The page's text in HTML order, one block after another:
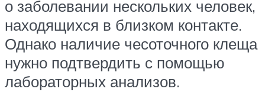
о заболевании нескольких человек,
находящихся в близком контакте.
Однако наличие чесоточного клеща
нужно подтвердить с помощью
лабораторных анализов.